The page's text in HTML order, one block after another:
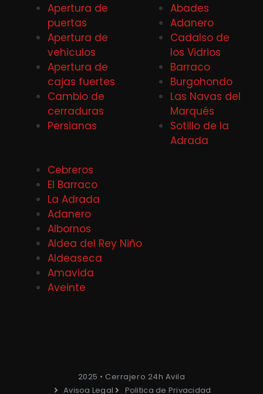
Apertura de
puertas
Apertura de
vehiculos
Apertura de
cajas fuertes
Cambio de
cerraduras
Persianas
Abades
Adanero
Cadalso de
los Vidrios
Barraco
Burgohondo
Las Navas del
Marqués
Sotillo de la
Adrada
Cebreros
El Barraco
La Adrada
Adanero
Albornos
Aldea del Rey Niño
Aldeaseca
Amavida
Aveinte
2025 • Cerrajero 24h Avila
Avisoa Legal
Politica de Privacidad